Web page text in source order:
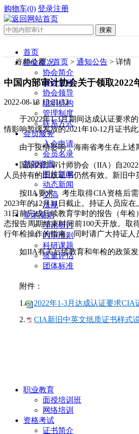
购物车(0) 登录注册
首页
协会概况
协会简介
协会章程
协会领导
组织机构
管理制度
联系方式
会员服务
入会申请
会员名录
新闻资讯
图片新闻
动态新闻
交流
法规
学术准则
理论研讨
内审准则
科研课题
质量评估
团体标准
职业教育
面授培训班
网络培训
资格考试
证书简介
当前位置：首页 > 通知公告 > 详情
中国内部审计协会关于领取
2022-08-18 13:21:32
于2022年1-3月期间达成认证要求
情影响暂缓发放的2021年10-12月证书
由于疫情影响，海南省考生在上述
国际内部审计师协会（IIA）自
人员持有的旧版证书仍然有效。新旧中
按IIA要求，考生取得CIA资格后
2023年的12月31日截止。持证人员应
31日前完成后续教育学时的报告（年
态报告周期结束时间前100天开放。取
行年检操作的指南。同时请广大持证人
如IIA有关后续教育和年检的政策
附件：
1.
2022年1-3月达成认证要求CIA
2.
CIA新旧中英文纸质证书样式